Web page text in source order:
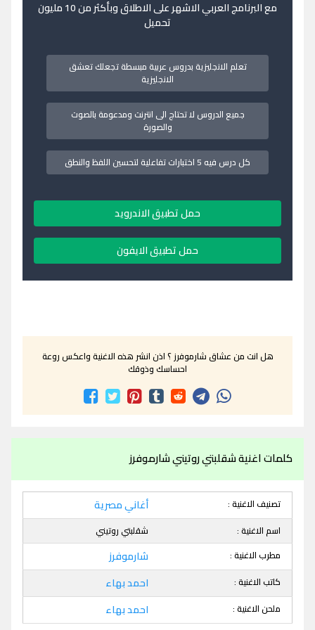
مع البرنامج العربي الاشهر على الاطلاق وبأكثر من 10 مليون
تحميل
تعلم الانجليزية بدروس عربية مبسطة تجعلك تعشق
الانجليزية
جميع الدروس لا تحتاج الى انترنت ومدعومة بالصوت
والصورة
كل درس فيه 5 اختبارات تفاعلية لتحسين اللفظ والنطق
حمل تطبيق الاندرويد
حمل تطبيق الايفون
هل انت من عشاق شارموفرز ؟ اذن انشر هذه الاغنية واعكس روعة
احساسك وذوقك
كلمات اغنية شقلبتي روتيني شارموفرز
تصنيف الاغنية : أغاني مصرية
اسم الاغنية :
شقلبتي روتيني
مطرب الاغنية :
شارموفرز
كاتب الاغنية : احمد بهاء
ملحن الاغنية : احمد بهاء